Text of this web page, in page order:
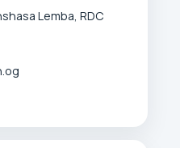
Lemba, RDC